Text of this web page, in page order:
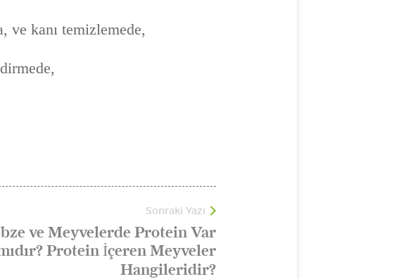
ve kanı temizlemede,
Sonraki Yazı
ve Meyvelerde Protein Var
Protein İçeren Meyveler
Hangileridir?